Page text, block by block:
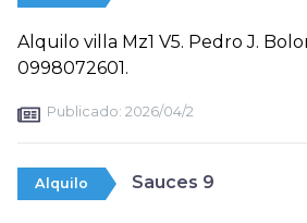
Alquilo villa Mz1 V5. Pedro J.
0998072601.
Publicado: 2026/04/2
Alquilo Sauces 9